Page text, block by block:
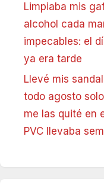
Limpiaba mis
alcohol cada
impecables: el
ya era tarde
Llevé mis
todo agosto
me las quité en
PVC llevaba